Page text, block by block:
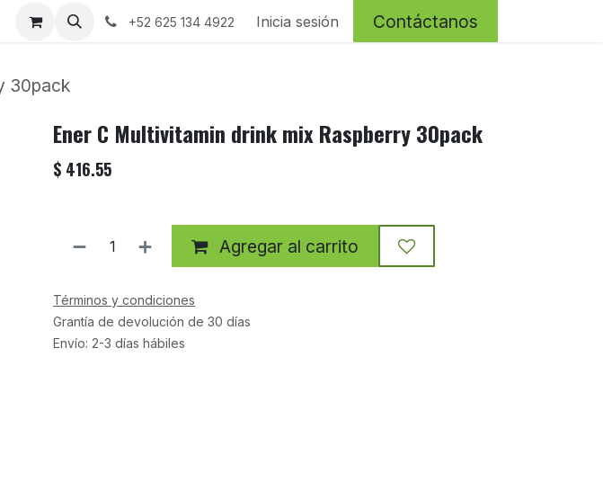
+52 625 134 4922 Inicia sesión Contáctanos
30pack
Ener C Multivitamin drink mix Raspberry 30pack
$ 416.55
Agregar al carrito
Términos y condiciones
Grantía de devolución de 30 días
Envío: 2-3 días hábiles